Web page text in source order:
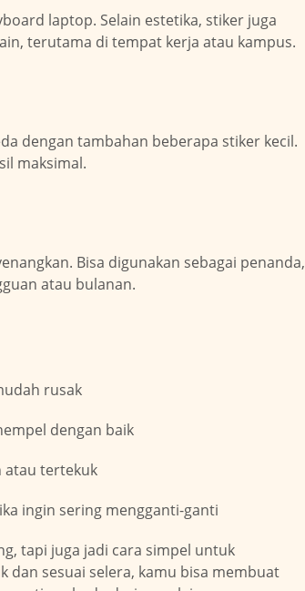
laptop. Selain estetika, stiker juga
terutama di tempat kerja atau kampus.
dengan tambahan beberapa stiker kecil.
maksimal.
Bisa digunakan sebagai penanda,
atau bulanan.
rusak
dengan baik
atau tertekuk
ingin sering mengganti-ganti
tapi juga jadi cara simpel untuk
dan sesuai selera, kamu bisa membuat